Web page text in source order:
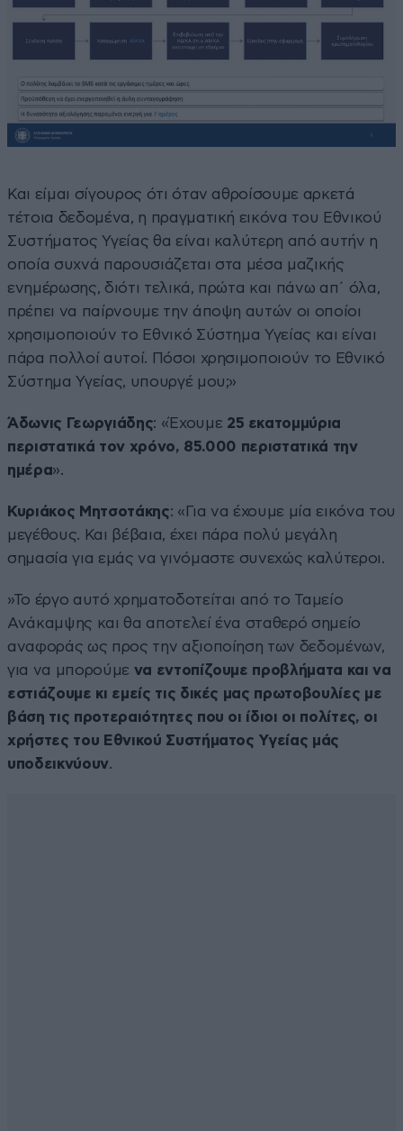
Και είμαι σίγουρος ότι όταν αθροίσουμε αρκετά
τέτοια δεδομένα, η πραγματική εικόνα του Εθνικού
Συστήματος Υγείας θα είναι καλύτερη από αυτήν η
οποία συχνά παρουσιάζεται στα μέσα μαζικής
ενημέρωσης, διότι τελικά, πρώτα και πάνω απ΄ όλα,
πρέπει να παίρνουμε την άποψη αυτών οι οποίοι
χρησιμοποιούν το Εθνικό Σύστημα Υγείας και είναι
πάρα πολλοί αυτοί. Πόσοι χρησιμοποιούν το Εθνικό
Σύστημα Υγείας, υπουργέ μου;»
Άδωνις Γεωργιάδης: «Έχουμε 25 εκατομμύρια
περιστατικά τον χρόνο, 85.000 περιστατικά την
ημέρα».
Κυριάκος Μητσοτάκης: «Για να έχουμε μία εικόνα του
μεγέθους. Και βέβαια, έχει πάρα πολύ μεγάλη
σημασία για εμάς να γινόμαστε συνεχώς καλύτεροι.
»Το έργο αυτό χρηματοδοτείται από το Ταμείο
Ανάκαμψης και θα αποτελεί ένα σταθερό σημείο
αναφοράς ως προς την αξιοποίηση των δεδομένων,
για να μπορούμε να εντοπίζουμε προβλήματα και να
εστιάζουμε κι εμείς τις δικές μας πρωτοβουλίες με
βάση τις προτεραιότητες που οι ίδιοι οι πολίτες, οι
χρήστες του Εθνικού Συστήματος Υγείας μάς
υποδεικνύουν.